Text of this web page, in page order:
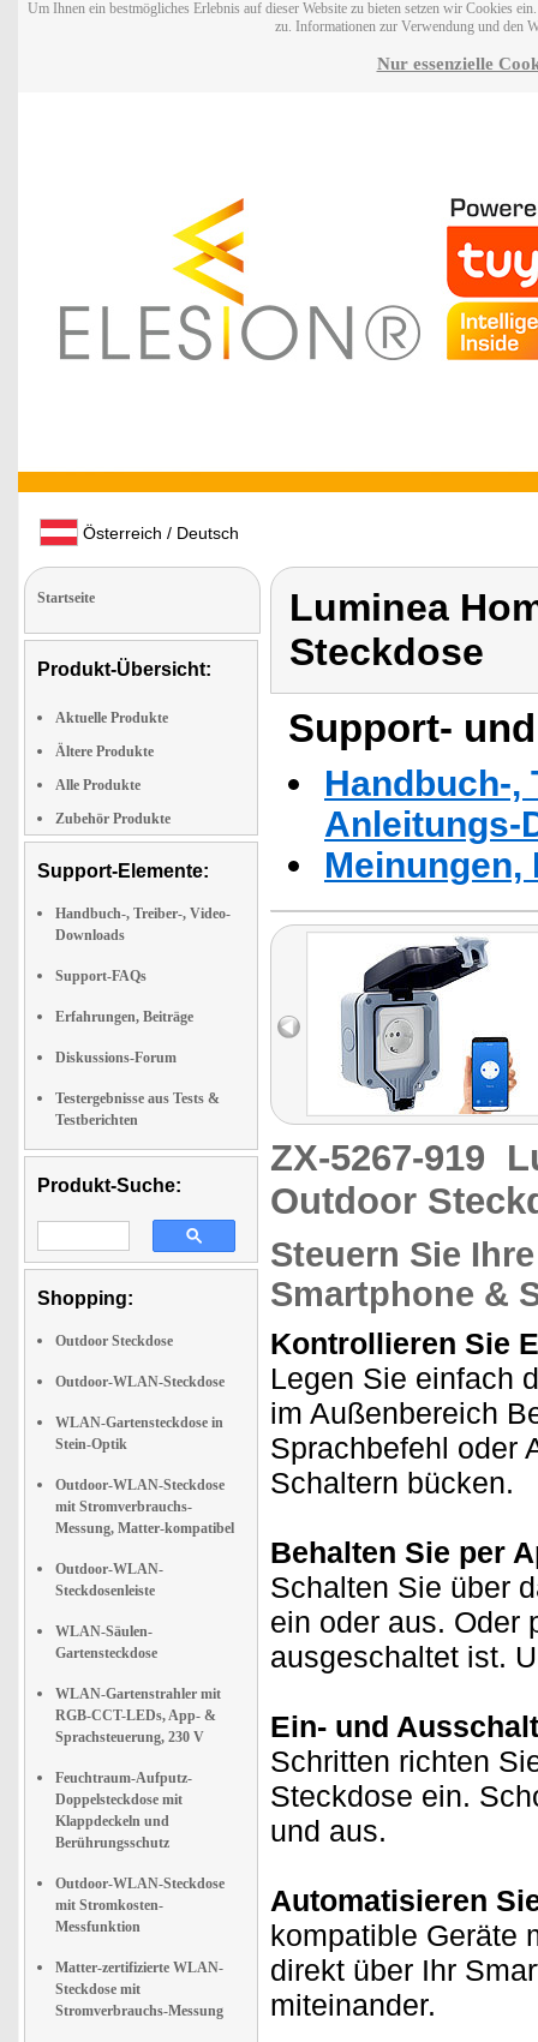
Um Ihnen ein bestmögliches Erlebnis auf dieser Website zu bieten setzen wir Cookies
zu. Informationen zur Verwendung und den
Nur essenzielle
Österreich / Deutsch
Startseite
Produkt-Übersicht:
Aktuelle Produkte
Ältere Produkte
Alle Produkte
Zubehör Produkte
Support-Elemente:
Handbuch-, Treiber-, Video-
Downloads
Support-FAQs
Erfahrungen, Beiträge
Diskussions-Forum
Testergebnisse aus Tests &
Testberichten
Produkt-Suche:
Shopping:
Outdoor Steckdose
Outdoor-WLAN-Steckdose
WLAN-Gartensteckdose in
Stein-Optik
Outdoor-WLAN-Steckdose
mit Stromverbrauchs-
Messung, Matter-kompatibel
Outdoor-WLAN-
Steckdosenleiste
WLAN-Säulen-
Gartensteckdose
WLAN-Gartenstrahler mit
RGB-CCT-LEDs, App- &
Sprachsteuerung, 230 V
Feuchtraum-Aufputz-
Doppelsteckdose mit
Klappdeckeln und
Berührungsschutz
Outdoor-WLAN-Steckdose
mit Stromkosten-
Messfunktion
Matter-zertifizierte WLAN-
Steckdose mit
Stromverbrauchs-Messung
Luminea
Steckdose
Support-
Handbuch-,
Anleitungs-
ZX-5267-919
Outdoor
Steuern Sie
Smartphone &
Kontrollieren Sie
Legen Sie einfach
im Außenbereich
Sprachbefehl oder
Schaltern bücken.
Behalten Sie per
Schalten Sie über
ein oder aus. Oder
ausgeschaltet ist.
Ein- und
Schritten richten
Steckdose ein.
und aus.
Automatisieren
kompatible Geräte
direkt über Ihr
miteinander.